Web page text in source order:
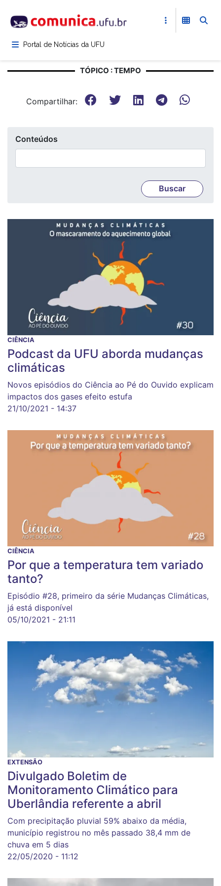
para
conteúdoPortal de Notícias da UFU
TÓPICO : TEMPO
Compartilhar:
Conteúdos
CIÊNCIA
Podcast da UFU aborda mudanças
climáticas
Novos episódios do Ciência ao Pé do Ouvido explicam
impactos dos gases efeito estufa
21/10/2021 - 14:37
CIÊNCIA
Por que a temperatura tem variado
tanto?
Episódio #28, primeiro da série Mudanças Climáticas,
já está disponível
05/10/2021 - 21:11
EXTENSÃO
Divulgado Boletim de
Monitoramento Climático para
Uberlândia referente a abril
Com precipitação pluvial 59% abaixo da média,
município registrou no mês passado 38,4 mm de
chuva em 5 dias
22/05/2020 - 11:12